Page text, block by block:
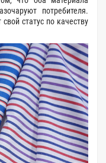
потребителя.
статус по качеству